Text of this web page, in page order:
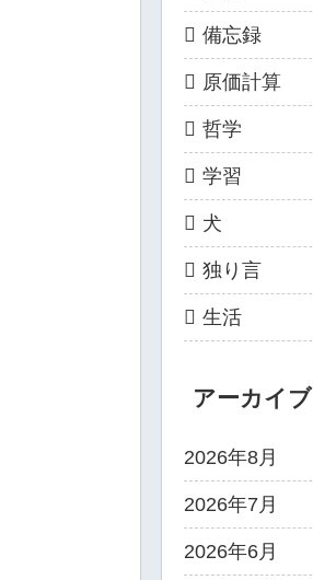
備忘録
原価計算
哲学
学習
犬
独り言
生活
アーカイブ
2026年8月
2026年7月
2026年6月